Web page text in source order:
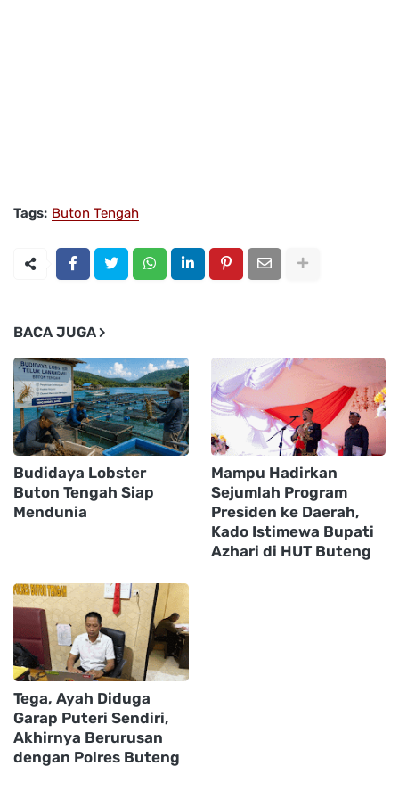
Tags: Buton Tengah
BACA JUGA
Budidaya Lobster
Buton Tengah Siap
Mendunia
Mampu Hadirkan
Sejumlah Program
Presiden ke Daerah,
Kado Istimewa Bupati
Azhari di HUT Buteng
Tega, Ayah Diduga
Garap Puteri Sendiri,
Akhirnya Berurusan
dengan Polres Buteng